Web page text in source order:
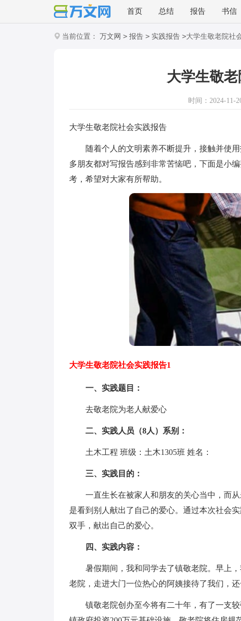
首页 总结 报告 书信
当前位置： 万文网 > 报告 > 实践报告 >大学生敬老院社
大学生敬
时间：2024-11-
大学生敬老院社会实践报告
随着个人的文明素养不断提升，接触并使用
多朋友都对写报告感到非常苦恼吧，下面是小
考，希望对大家有所帮助。
大学生敬老院社会实践报告1
一、实践题目：
去敬老院为老人献爱心
二、实践人员（8人）系别：
土木工程 班级：土木1305班 姓名：
三、实践目的：
一直生长在被家人和朋友的关心当中，而从
是看到别人献出了自己的爱心。通过本次社会
双手，献出自己的爱心。
四、实践内容：
暑假期间，我和同学去了镇敬老院。早上，
老院，走进大门一位热心的阿姨接待了我们，
镇敬老院创办至今将有二十年，有了一支较